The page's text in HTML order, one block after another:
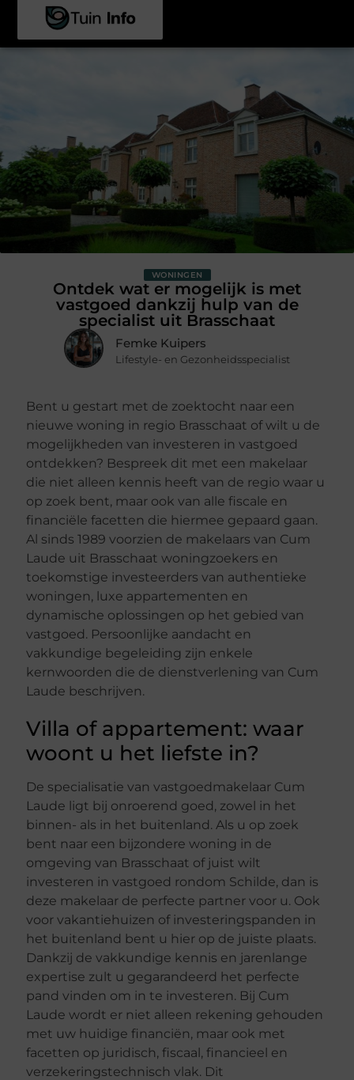
WONINGEN
Ontdek wat er mogelijk is met
vastgoed dankzij hulp van de
specialist uit Brasschaat
Femke Kuipers
Lifestyle- en Gezonheidsspecialist
Bent u gestart met de zoektocht naar een
nieuwe woning in regio Brasschaat of wilt u de
mogelijkheden van investeren in vastgoed
ontdekken? Bespreek dit met een makelaar
die niet alleen kennis heeft van de regio waar u
op zoek bent, maar ook van alle fiscale en
financiële facetten die hiermee gepaard gaan.
Al sinds 1989 voorzien de makelaars van Cum
Laude uit Brasschaat woningzoekers en
toekomstige investeerders van authentieke
woningen, luxe appartementen en
dynamische oplossingen op het gebied van
vastgoed. Persoonlijke aandacht en
vakkundige begeleiding zijn enkele
kernwoorden die de dienstverlening van Cum
Laude beschrijven.
Villa of appartement: waar
woont u het liefste in?
De specialisatie van vastgoedmakelaar Cum
Laude ligt bij onroerend goed, zowel in het
binnen- als in het buitenland. Als u op zoek
bent naar een bijzondere woning in de
omgeving van Brasschaat of juist wilt
investeren in vastgoed rondom Schilde, dan is
deze makelaar de perfecte partner voor u. Ook
voor vakantiehuizen of investeringspanden in
het buitenland bent u hier op de juiste plaats.
Dankzij de vakkundige kennis en jarenlange
expertise zult u gegarandeerd het perfecte
pand vinden om in te investeren. Bij Cum
Laude wordt er niet alleen rekening gehouden
met uw huidige financiën, maar ook met
facetten op juridisch, fiscaal, financieel en
verzekeringstechnisch vlak. Dit